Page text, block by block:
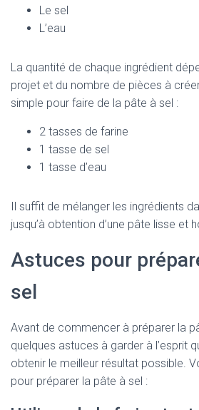
Le sel
L’eau
La quantité de chaque ingrédient
projet et du nombre de pièces à
simple pour faire de la pâte à sel :
2 tasses de farine
1 tasse de sel
1 tasse d’eau
Il suffit de mélanger les ingrédients
jusqu’à obtention d’une pâte lisse et
Astuces pour
sel
Avant de commencer à préparer la
quelques astuces à garder à l’esprit
obtenir le meilleur résultat possible.
pour préparer la pâte à sel :